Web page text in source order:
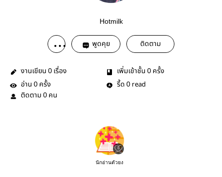
Hotmilk
พูดคุย ติดตาม
งานเขียน 0 เรื่อง เพิ่มเข้าชั้น 0 ครั้ง
อ่าน 0 ครั้ง รี้ด 0 read
ติดตาม 0 คน
นักอ่านตัวยง